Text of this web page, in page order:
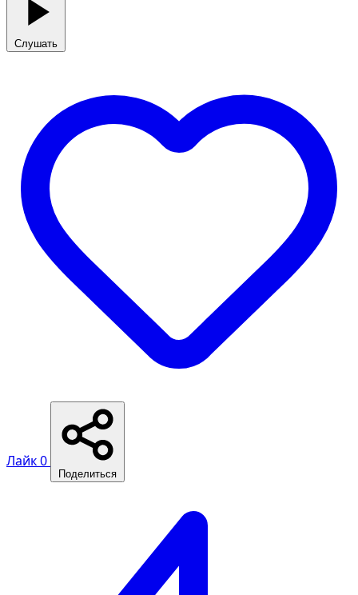
Слушать
Лайк0
Поделиться